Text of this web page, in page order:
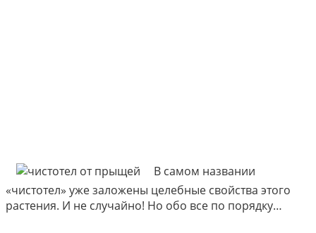
В самом названии
«чистотел» уже заложены целебные свойства этого
растения. И не случайно! Но обо все по порядку…